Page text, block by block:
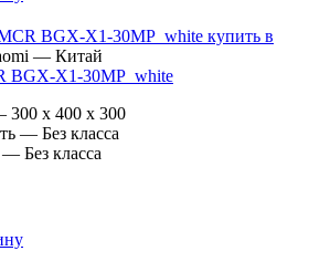
— Китай
BGX-X1-30MP_white
x 400 x 300
— Без класса
Без класса